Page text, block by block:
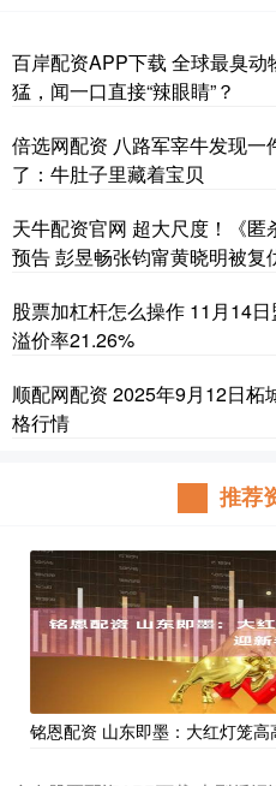
百岸配资APP下载 全球最臭
猛，闻一口直接“辣眼睛”？
倍选网配资 八路军宰牛发现
了：牛肚子里藏着宝贝
天牛配资官网 超大尺度！《匿
预告 彭昱畅张钧甯黄晓明被复
股票加杠杆怎么操作 11月14
溢价率21.26%
顺配网配资 2025年9月12日柘
格行情
推荐
铭恩配资 山东即墨：大红灯笼